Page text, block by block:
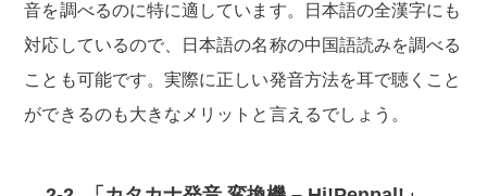
音を調べるのに特に適しています。日本語の全漢字にも
対応しているので、日本語の名称の中国語読みを調べる
ことも可能です。実際に正しい発音方法を耳で聴くこと
ができるのも大きなメリットと言えるでしょう。